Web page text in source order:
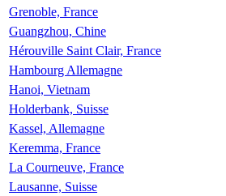
Grenoble, France
Guangzhou, Chine
Hérouville Saint Clair, France
Hambourg Allemagne
Hanoi, Vietnam
Holderbank, Suisse
Kassel, Allemagne
Keremma, France
La Courneuve, France
Lausanne, Suisse